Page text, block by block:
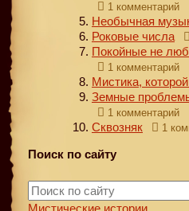
1 комментарий
Необычная
Роковые числа
Покойные не
1 комментарий
Мистика,
Земные
1 комментарий
Сквозняк 1
Поиск по сайту
Мистические истории